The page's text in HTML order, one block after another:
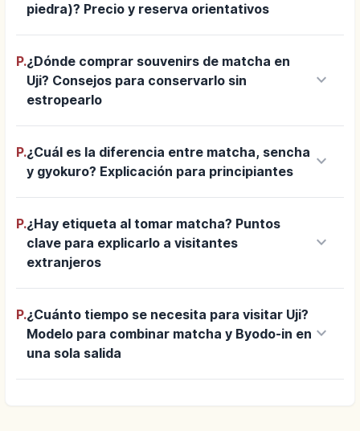
piedra)? Precio y reserva orientativos
P.¿Dónde comprar souvenirs de matcha en
Uji? Consejos para conservarlo sin
estropearlo
keyboard_arrow_down
P.¿Cuál es la diferencia entre matcha, sencha
y gyokuro? Explicación para principiantes
keyboard_arrow_down
P.¿Hay etiqueta al tomar matcha? Puntos
clave para explicarlo a visitantes
extranjeros
keyboard_arrow_down
P.¿Cuánto tiempo se necesita para visitar Uji?
Modelo para combinar matcha y Byodo-in en
una sola salida
keyboard_arrow_down